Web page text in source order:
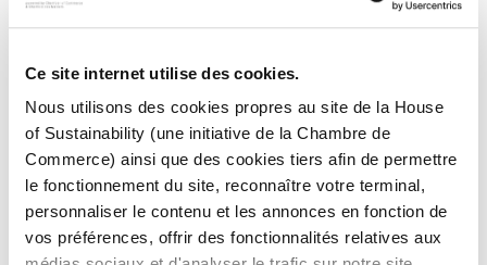
Ce site internet utilise des cookies.
Nous utilisons des cookies propres au site de la House
of Sustainability (une initiative de la Chambre de
Commerce) ainsi que des cookies tiers afin de permettre
le fonctionnement du site, reconnaître votre terminal,
personnaliser le contenu et les annonces en fonction de
vos préférences, offrir des fonctionnalités relatives aux
EST-CE QUE CELA ME CONCERNE ?
QUELS DEVOIRS POUR MON
ENTREPRISE ?
QUELLES SANCTIONS ?